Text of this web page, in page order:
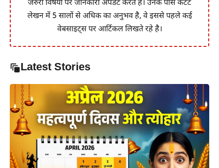
जरुरी विषयों पर जानकारी अपडेट करते हैं। उनके पास कंटेंट
लेखन में 5 सालों से अधिक का अनुभव है, वे इससे पहले कई
वेबसाइट्स पर आर्टिकल लिखते रहे है।
Latest Stories